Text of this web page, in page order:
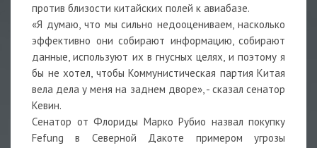
против близости китайских полей к авиабазе.
«Я думаю, что мы сильно недооцениваем, насколько
эффективно они собирают информацию, собирают
данные, используют их в гнусных целях, и поэтому я
бы не хотел, чтобы Коммунистическая партия Китая
вела дела у меня на заднем дворе», - сказал сенатор
Кевин.
Сенатор от Флориды Марко Рубио назвал покупку
Fefung в Северной Дакоте примером угрозы